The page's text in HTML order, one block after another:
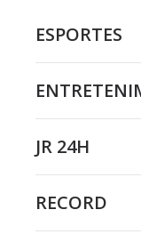
ESPORTES
JR 24H
RECORD